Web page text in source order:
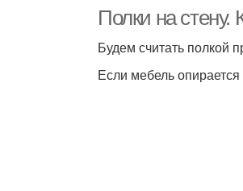
Полки на стену.
Будем считать полкой
Если мебель